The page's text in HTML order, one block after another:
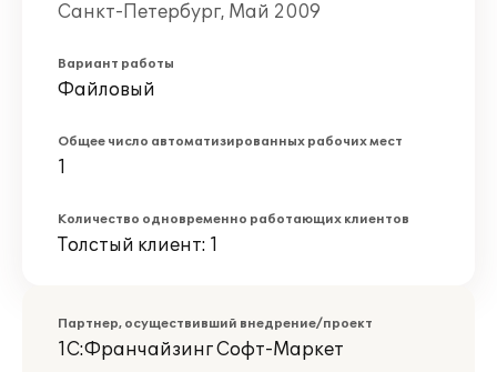
Санкт-Петербург, Май 2009
Вариант работы
Файловый
Общее число автоматизированных рабочих мест
1
Количество одновременно работающих клиентов
Толстый клиент: 1
Партнер, осуществивший внедрение/проект
1С:Франчайзинг Софт-Маркет